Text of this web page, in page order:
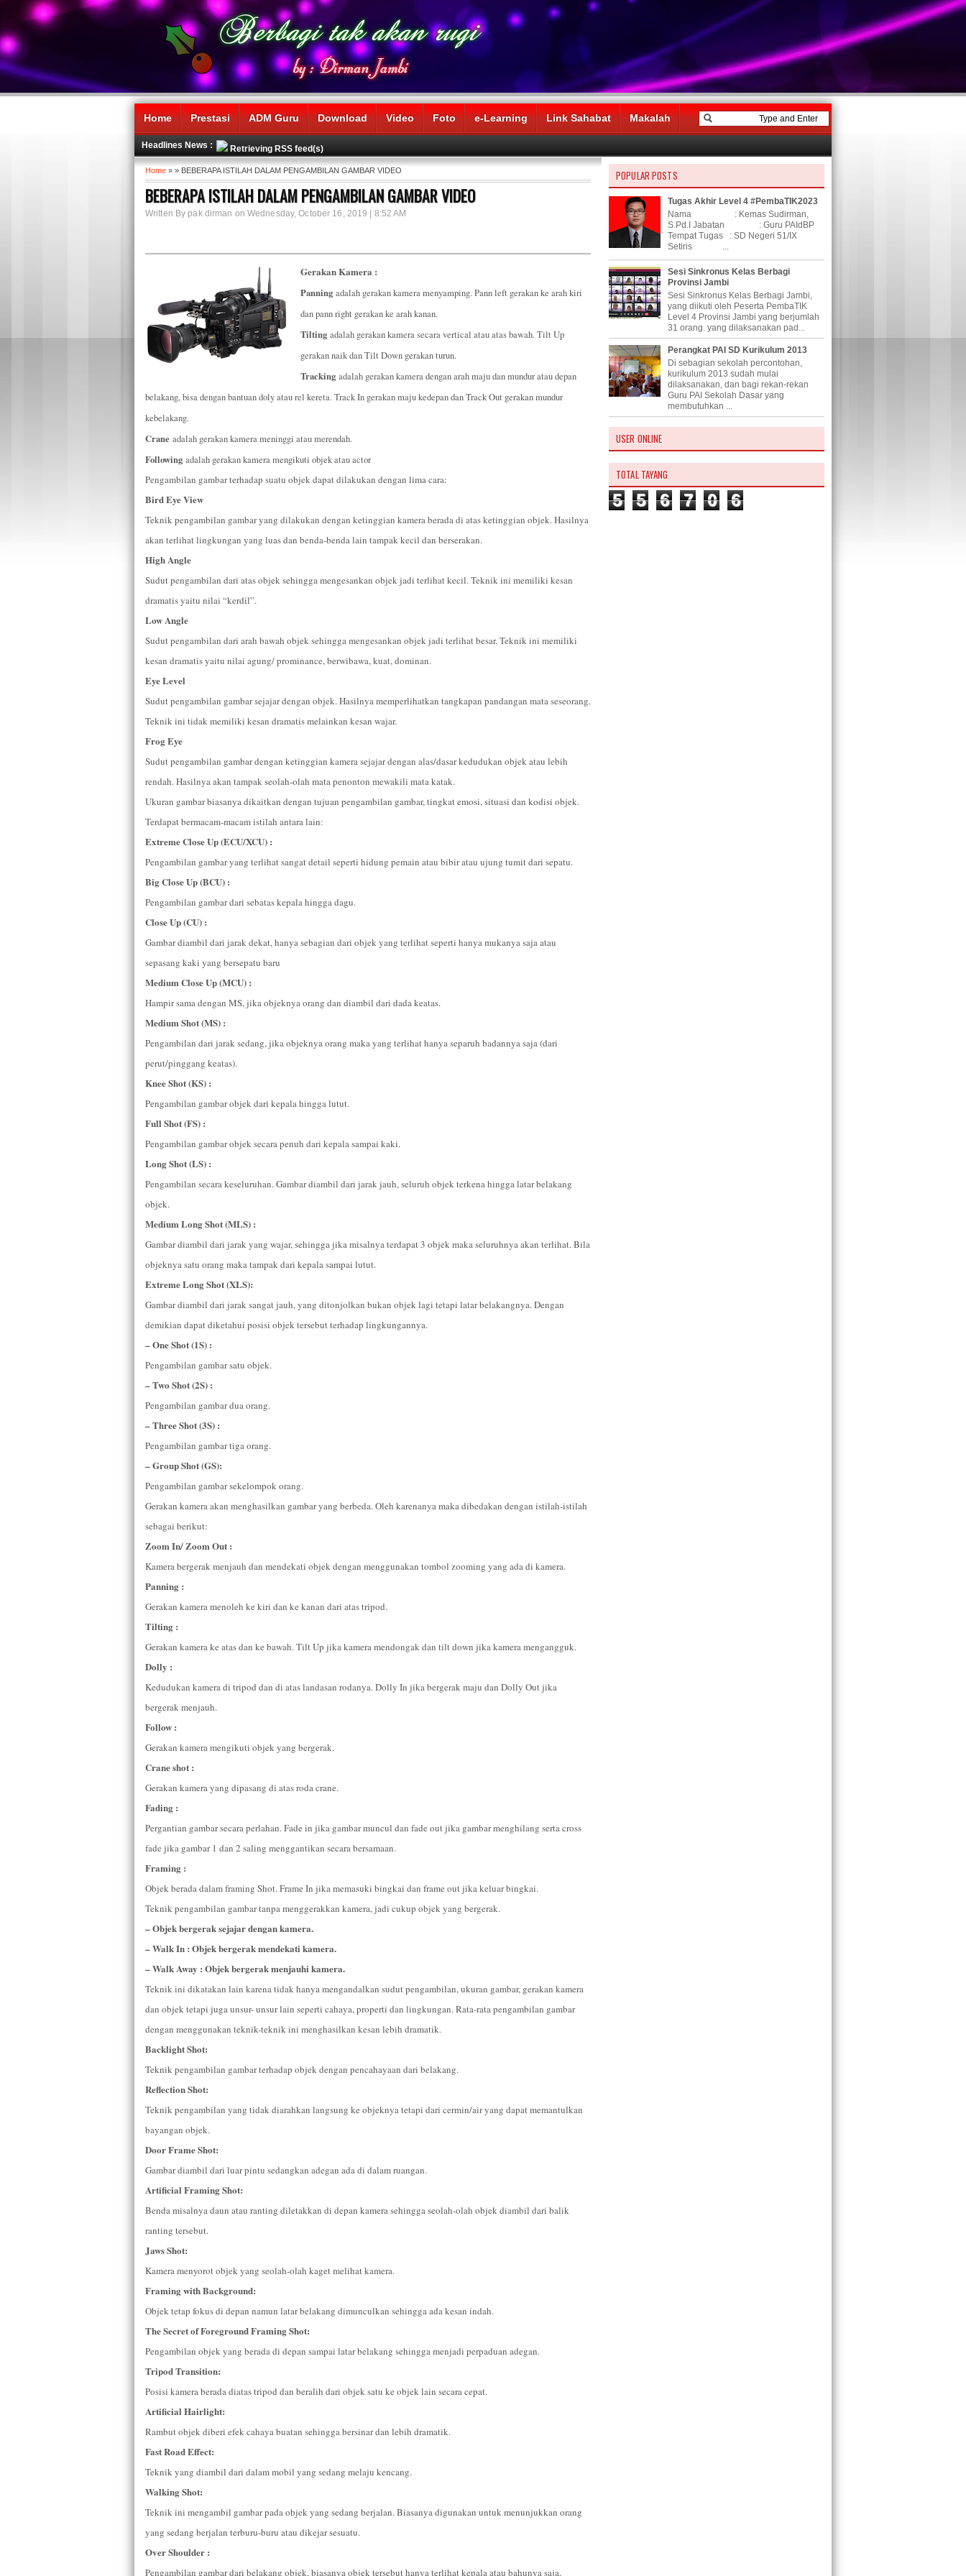
Home Prestasi ADM Guru Download Video Foto e-Learning Link Sahabat Makalah
Headlines News : Retrieving RSS feed(s)
Home » » BEBERAPA ISTILAH DALAM PENGAMBILAN GAMBAR VIDEO
BEBERAPA ISTILAH DALAM PENGAMBILAN GAMBAR VIDEO
Written By pak dirman on Wednesday, October 16, 2019 | 8:52 AM
Gerakan Kamera :
Panning adalah gerakan kamera menyamping. Pann left gerakan ke arah kiri
dan pann right gerakan ke arah kanan.
Tilting adalah gerakan kamera secara vertical atau atas bawah. Tilt Up
gerakan naik dan Tilt Down gerakan turun.
Tracking adalah gerakan kamera dengan arah maju dan mundur atau depan
belakang, bisa dengan bantuan doly atau rel kereta. Track In gerakan maju kedepan dan Track Out gerakan mundur
kebelakang.
Crane adalah gerakan kamera meninggi atau merendah.
Following adalah gerakan kamera mengikuti objek atau actor
Pengambilan gambar terhadap suatu objek dapat dilakukan dengan lima cara:
Bird Eye View
Teknik pengambilan gambar yang dilakukan dengan ketinggian kamera berada di atas ketinggian objek. Hasilnya
akan terlihat lingkungan yang luas dan benda-benda lain tampak kecil dan berserakan.
High Angle
Sudut pengambilan dari atas objek sehingga mengesankan objek jadi terlihat kecil. Teknik ini memiliki kesan
dramatis yaitu nilai “kerdil”.
Low Angle
Sudut pengambilan dari arah bawah objek sehingga mengesankan objek jadi terlihat besar. Teknik ini memiliki
kesan dramatis yaitu nilai agung/ prominance, berwibawa, kuat, dominan.
Eye Level
Sudut pengambilan gambar sejajar dengan objek. Hasilnya memperlihatkan tangkapan pandangan mata seseorang.
Teknik ini tidak memiliki kesan dramatis melainkan kesan wajar.
Frog Eye
Sudut pengambilan gambar dengan ketinggian kamera sejajar dengan alas/dasar kedudukan objek atau lebih
rendah. Hasilnya akan tampak seolah-olah mata penonton mewakili mata katak.
Ukuran gambar biasanya dikaitkan dengan tujuan pengambilan gambar, tingkat emosi, situasi dan kodisi objek.
Terdapat bermacam-macam istilah antara lain:
Extreme Close Up (ECU/XCU) :
Pengambilan gambar yang terlihat sangat detail seperti hidung pemain atau bibir atau ujung tumit dari sepatu.
Big Close Up (BCU) :
Pengambilan gambar dari sebatas kepala hingga dagu.
Close Up (CU) :
Gambar diambil dari jarak dekat, hanya sebagian dari objek yang terlihat seperti hanya mukanya saja atau
sepasang kaki yang bersepatu baru
Medium Close Up (MCU) :
Hampir sama dengan MS, jika objeknya orang dan diambil dari dada keatas.
Medium Shot (MS) :
Pengambilan dari jarak sedang, jika objeknya orang maka yang terlihat hanya separuh badannya saja (dari
perut/pinggang keatas).
Knee Shot (KS) :
Pengambilan gambar objek dari kepala hingga lutut.
Full Shot (FS) :
Pengambilan gambar objek secara penuh dari kepala sampai kaki.
Long Shot (LS) :
Pengambilan secara keseluruhan. Gambar diambil dari jarak jauh, seluruh objek terkena hingga latar belakang
objek.
Medium Long Shot (MLS) :
Gambar diambil dari jarak yang wajar, sehingga jika misalnya terdapat 3 objek maka seluruhnya akan terlihat. Bila
objeknya satu orang maka tampak dari kepala sampai lutut.
Extreme Long Shot (XLS):
Gambar diambil dari jarak sangat jauh, yang ditonjolkan bukan objek lagi tetapi latar belakangnya. Dengan
demikian dapat diketahui posisi objek tersebut terhadap lingkungannya.
– One Shot (1S) :
Pengambilan gambar satu objek.
– Two Shot (2S) :
Pengambilan gambar dua orang.
– Three Shot (3S) :
Pengambilan gambar tiga orang.
– Group Shot (GS):
Pengambilan gambar sekelompok orang.
Gerakan kamera akan menghasilkan gambar yang berbeda. Oleh karenanya maka dibedakan dengan istilah-istilah
sebagai berikut:
Zoom In/ Zoom Out :
Kamera bergerak menjauh dan mendekati objek dengan menggunakan tombol zooming yang ada di kamera.
Panning :
Gerakan kamera menoleh ke kiri dan ke kanan dari atas tripod.
Tilting :
Gerakan kamera ke atas dan ke bawah. Tilt Up jika kamera mendongak dan tilt down jika kamera mengangguk.
Dolly :
Kedudukan kamera di tripod dan di atas landasan rodanya. Dolly In jika bergerak maju dan Dolly Out jika
bergerak menjauh.
Follow :
Gerakan kamera mengikuti objek yang bergerak.
Crane shot :
Gerakan kamera yang dipasang di atas roda crane.
Fading :
Pergantian gambar secara perlahan. Fade in jika gambar muncul dan fade out jika gambar menghilang serta cross
fade jika gambar 1 dan 2 saling menggantikan secara bersamaan.
Framing :
Objek berada dalam framing Shot. Frame In jika memasuki bingkai dan frame out jika keluar bingkai.
Teknik pengambilan gambar tanpa menggerakkan kamera, jadi cukup objek yang bergerak.
– Objek bergerak sejajar dengan kamera.
– Walk In : Objek bergerak mendekati kamera.
– Walk Away : Objek bergerak menjauhi kamera.
Teknik ini dikatakan lain karena tidak hanya mengandalkan sudut pengambilan, ukuran gambar, gerakan kamera
dan objek tetapi juga unsur- unsur lain seperti cahaya, properti dan lingkungan. Rata-rata pengambilan gambar
dengan menggunakan teknik-teknik ini menghasilkan kesan lebih dramatik.
Backlight Shot:
Teknik pengambilan gambar terhadap objek dengan pencahayaan dari belakang.
Reflection Shot:
Teknik pengambilan yang tidak diarahkan langsung ke objeknya tetapi dari cermin/air yang dapat memantulkan
bayangan objek.
Door Frame Shot:
Gambar diambil dari luar pintu sedangkan adegan ada di dalam ruangan.
Artificial Framing Shot:
Benda misalnya daun atau ranting diletakkan di depan kamera sehingga seolah-olah objek diambil dari balik
ranting tersebut.
Jaws Shot:
Kamera menyorot objek yang seolah-olah kaget melihat kamera.
Framing with Background:
Objek tetap fokus di depan namun latar belakang dimunculkan sehingga ada kesan indah.
The Secret of Foreground Framing Shot:
Pengambilan objek yang berada di depan sampai latar belakang sehingga menjadi perpaduan adegan.
Tripod Transition:
Posisi kamera berada diatas tripod dan beralih dari objek satu ke objek lain secara cepat.
Artificial Hairlight:
Rambut objek diberi efek cahaya buatan sehingga bersinar dan lebih dramatik.
Fast Road Effect:
Teknik yang diambil dari dalam mobil yang sedang melaju kencang.
Walking Shot:
Teknik ini mengambil gambar pada objek yang sedang berjalan. Biasanya digunakan untuk menunjukkan orang
yang sedang berjalan terburu-buru atau dikejar sesuatu.
Over Shoulder :
Pengambilan gambar dari belakang objek, biasanya objek tersebut hanya terlihat kepala atau bahunya saja.
POPULAR POSTS
Tugas Akhir Level 4 #PembaTIK2023
Nama : Kemas Sudirman,
S.Pd.I Jabatan : Guru PAIdBP
Tempat Tugas : SD Negeri 51/IX
Setiris ...
Sesi Sinkronus Kelas Berbagi
Provinsi Jambi
Sesi Sinkronus Kelas Berbagi Jambi,
yang diikuti oleh Peserta PembaTIK
Level 4 Provinsi Jambi yang berjumlah
31 orang. yang dilaksanakan pad...
Perangkat PAI SD Kurikulum 2013
Di sebagian sekolah percontohan,
kurikulum 2013 sudah mulai
dilaksanakan, dan bagi rekan-rekan
Guru PAI Sekolah Dasar yang
membutuhkan ...
USER ONLINE
TOTAL TAYANG
5 5 6 7 0 6